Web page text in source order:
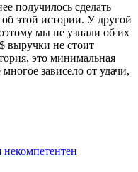
получилось сделать
этой истории. У другой
мы не узнали об их
выручки не стоит
это минимальная
зависело от удачи,
некомпетентен